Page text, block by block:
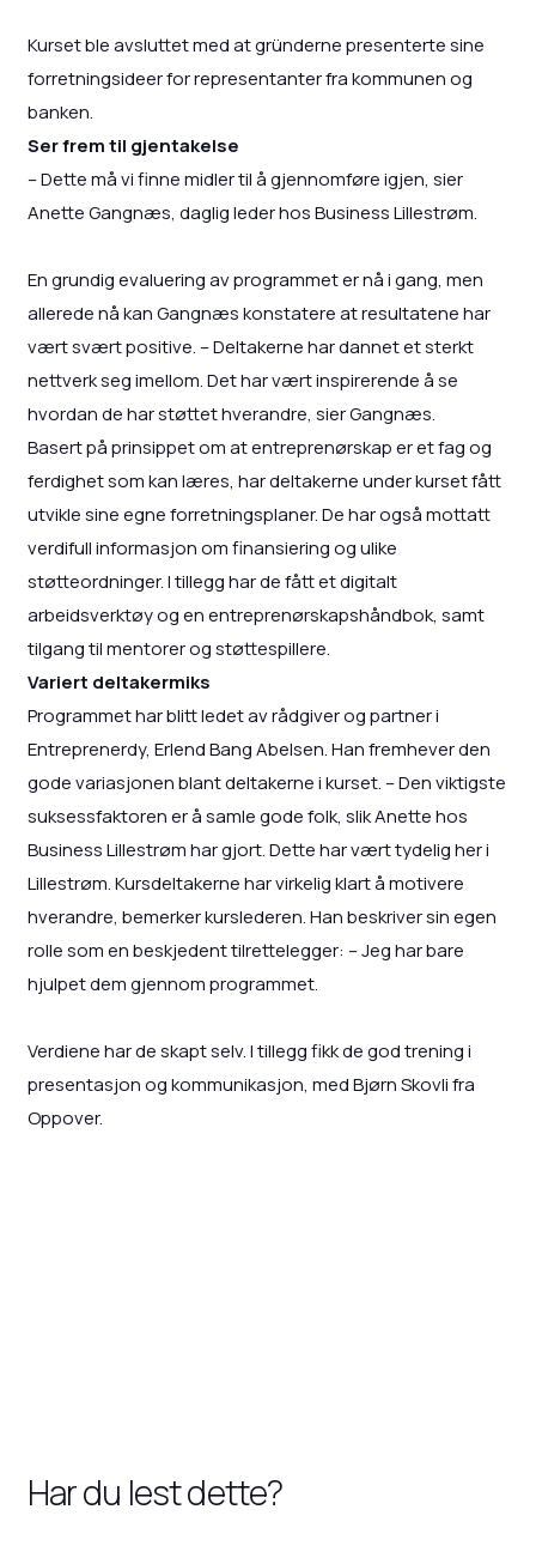
Kurset ble avsluttet med at gründerne presenterte sine
forretningsideer for representanter fra kommunen og
banken.
Ser frem til gjentakelse
– Dette må vi finne midler til å gjennomføre igjen, sier
Anette Gangnæs, daglig leder hos Business Lillestrøm.
En grundig evaluering av programmet er nå i gang, men
allerede nå kan Gangnæs konstatere at resultatene har
vært svært positive. – Deltakerne har dannet et sterkt
nettverk seg imellom. Det har vært inspirerende å se
hvordan de har støttet hverandre, sier Gangnæs.
Basert på prinsippet om at entreprenørskap er et fag og
ferdighet som kan læres, har deltakerne under kurset fått
utvikle sine egne forretningsplaner. De har også mottatt
verdifull informasjon om finansiering og ulike
støtteordninger. I tillegg har de fått et digitalt
arbeidsverktøy og en entreprenørskapshåndbok, samt
tilgang til mentorer og støttespillere.
Variert deltakermiks
Programmet har blitt ledet av rådgiver og partner i
Entreprenerdy, Erlend Bang Abelsen. Han fremhever den
gode variasjonen blant deltakerne i kurset. – Den viktigste
suksessfaktoren er å samle gode folk, slik Anette hos
Business Lillestrøm har gjort. Dette har vært tydelig her i
Lillestrøm. Kursdeltakerne har virkelig klart å motivere
hverandre, bemerker kurslederen. Han beskriver sin egen
rolle som en beskjedent tilrettelegger: – Jeg har bare
hjulpet dem gjennom programmet.
Verdiene har de skapt selv. I tillegg fikk de god trening i
presentasjon og kommunikasjon, med Bjørn Skovli fra
Oppover.
Har du lest dette?